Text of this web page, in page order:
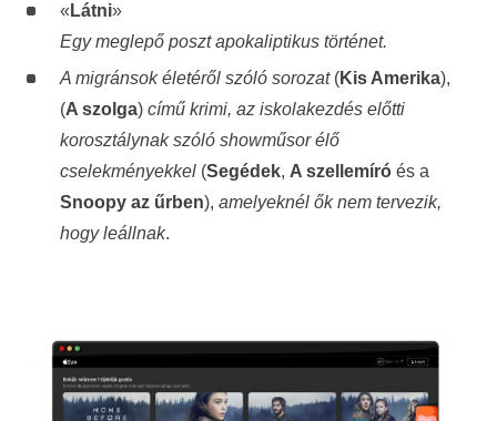
« Látni»
Egy meglepő poszt apokaliptikus történet.
A migránsok életéről szóló sorozat(Kis Amerika),
(A szolga) című krimi, az iskolakezdés előtti
korosztálynak szóló showműsor élő
cselekményekkel(Segédek, A szellemíróés a
Snoopy az űrben), amelyeknél ők nem tervezik,
hogy leállnak.